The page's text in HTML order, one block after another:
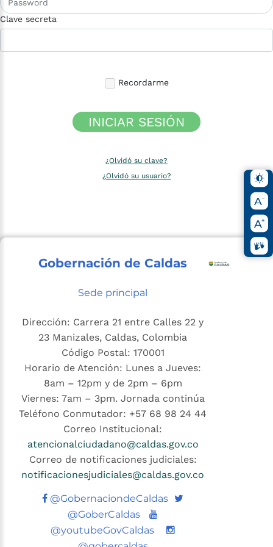
Clave secreta
Recordarme
INICIAR SESIÓN
¿Olvidó su clave?
¿Olvidó su usuario?
Gobernación de Caldas
Sede principal
Dirección: Carrera 21 entre Calles 22 y
23 Manizales, Caldas, Colombia
Código Postal: 170001
Horario de Atención: Lunes a Jueves:
8am – 12pm y de 2pm – 6pm
Viernes: 7am – 3pm. Jornada continúa
Teléfono Conmutador: +57 68 98 24 44
Correo Institucional:
atencionalciudadano@caldas.gov.co
Correo de notificaciones judiciales:
notificacionesjudiciales@caldas.gov.co
@GobernaciondeCaldas Twitter
@GoberCaldas
Youtube
@youtubeGovCaldas